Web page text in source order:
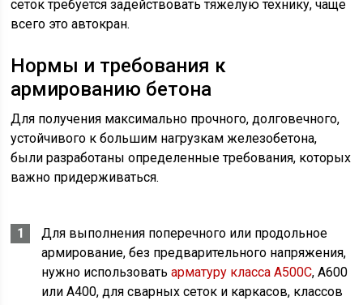
сеток требуется задействовать тяжелую технику, чаще
всего это автокран.
Нормы и требования к
армированию бетона
Для получения максимально прочного, долговечного,
устойчивого к большим нагрузкам железобетона,
были разработаны определенные требования, которых
важно придерживаться.
Для выполнения поперечного или продольное
армирование, без предварительного напряжения,
нужно использоватьарматуру класса А500С, А600
или А400, для сварных сеток и каркасов, классов